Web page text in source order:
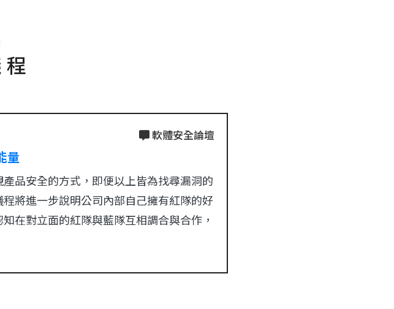
軟體安全論壇
量
品安全的方式，即便以上皆為找尋漏洞的
將進一步說明公司內部自己擁有紅隊的好
在對立面的紅隊與藍隊互相調合與合作，